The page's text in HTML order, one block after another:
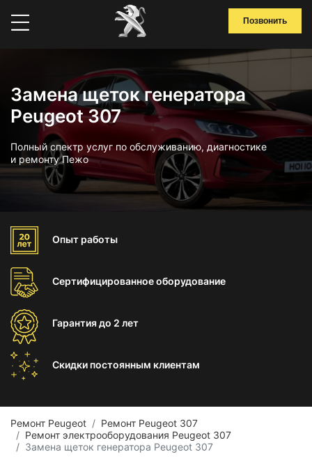
Позвонить
Замена щеток генератора
Peugeot 307
Полный спектр услуг по обслуживанию, диагностике
и ремонту Пежо
Опыт работы
Сертифицированноеоборудование
Гарантиядо 2 лет
Скидки постоянным клиентам
Ремонт Peugeot
Ремонт Peugeot 307
Ремонт электрооборудования Peugeot 307
Замена щеток генератора Peugeot 307